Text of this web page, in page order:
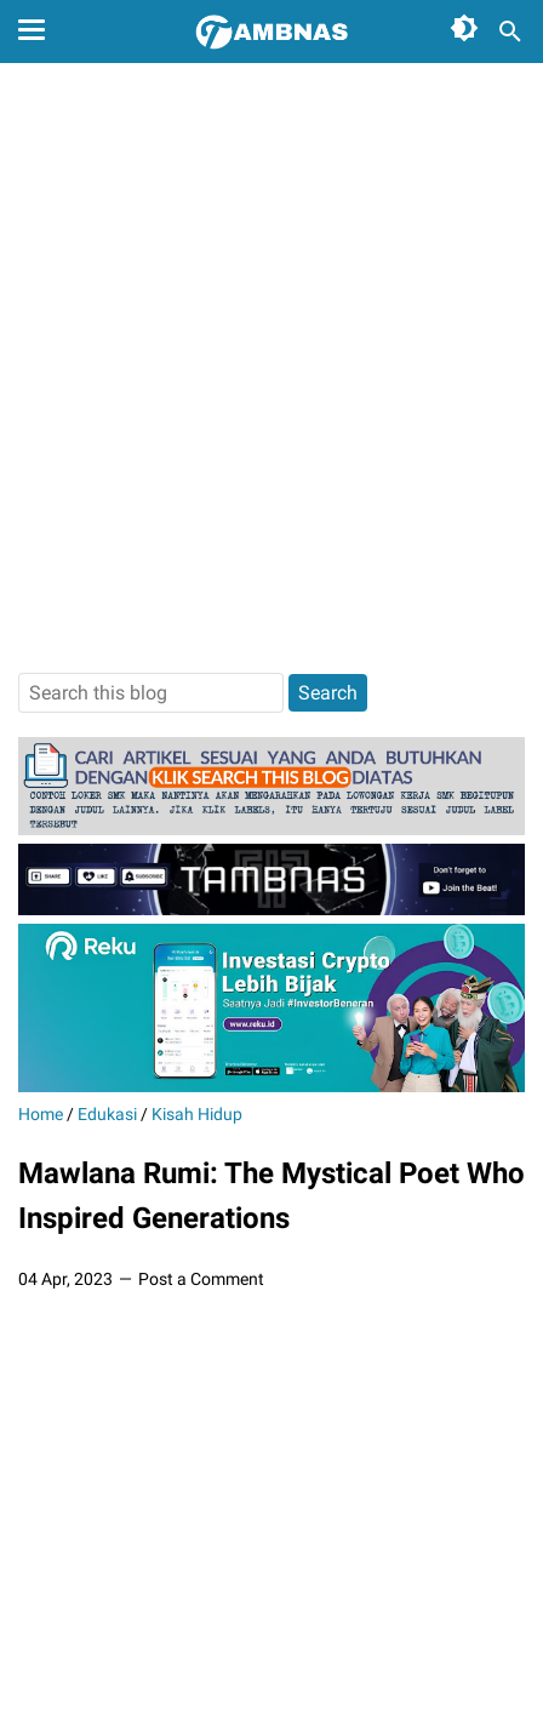
Home / Edukasi / Kisah Hidup
Mawlana Rumi: The Mystical Poet Who
Inspired Generations
04 Apr, 2023 Post a Comment